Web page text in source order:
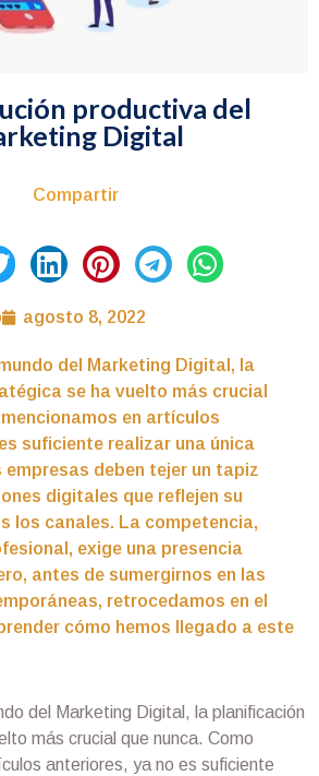
productiva del
Digital
Compartir
agosto 8, 2022
del Marketing Digital, la
se ha vuelto más crucial
en artículos
suficiente realizar una única
deben tejer un tapiz
digitales que reflejen su
los canales. La competencia,
exige una presencia
antes de sumergirnos en las
retrocedamos en el
cómo hemos llegado a este
del Marketing Digital, la planificación
más crucial que nunca. Como
anteriores, ya no es suficiente